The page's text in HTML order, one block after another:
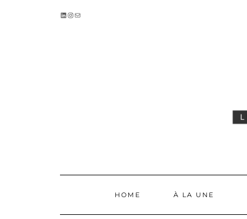
LINKEDIN
INSTAGRAM
E-MAIL
HOME À LA UNE